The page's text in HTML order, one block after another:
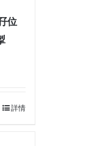
位
詳情